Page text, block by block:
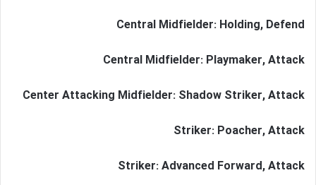
Central Midfielder: Holding, Defend
Central Midfielder: Playmaker, Attack
Center Attacking Midfielder: Shadow Striker, Attack
Striker: Poacher, Attack
Striker: Advanced Forward, Attack